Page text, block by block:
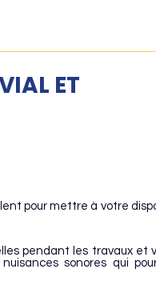
ET
pour mettre à votre
pendant les travaux et